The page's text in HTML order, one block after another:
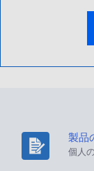
製品
個人